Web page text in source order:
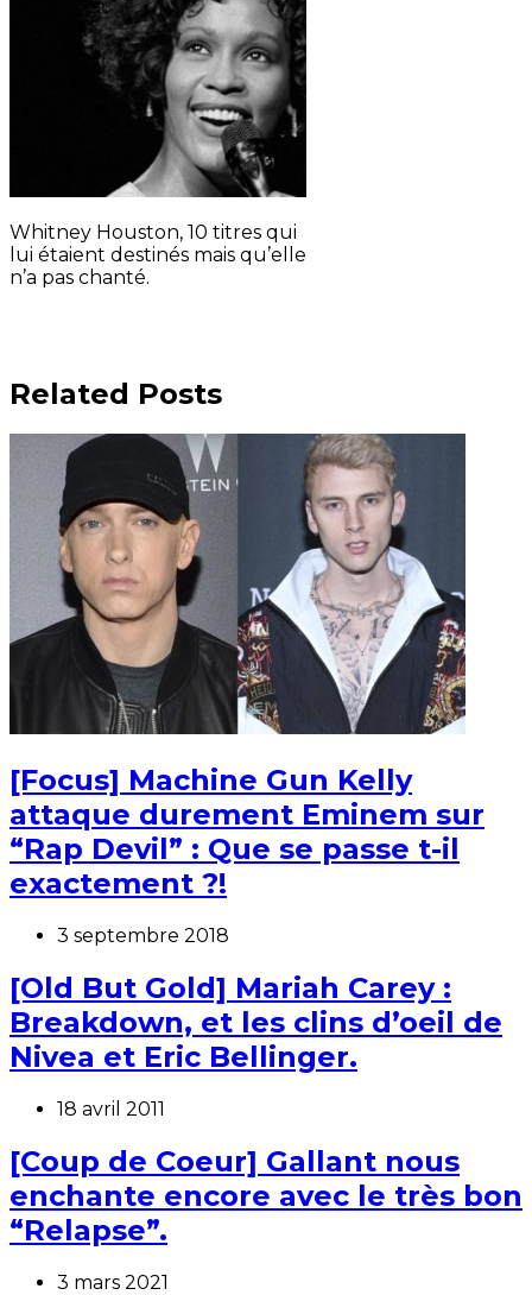
Whitney Houston, 10 titres qui
lui étaient destinés mais qu’elle
n’a pas chanté.
Related Posts
[Focus] Machine Gun Kelly
attaque durement Eminem sur
“Rap Devil” : Que se passe t-il
exactement ?!
3 septembre 2018
[Old But Gold] Mariah Carey :
Breakdown, et les clins d’oeil de
Nivea et Eric Bellinger.
18 avril 2011
[Coup de Coeur] Gallant nous
enchante encore avec le très bon
“Relapse”.
3 mars 2021